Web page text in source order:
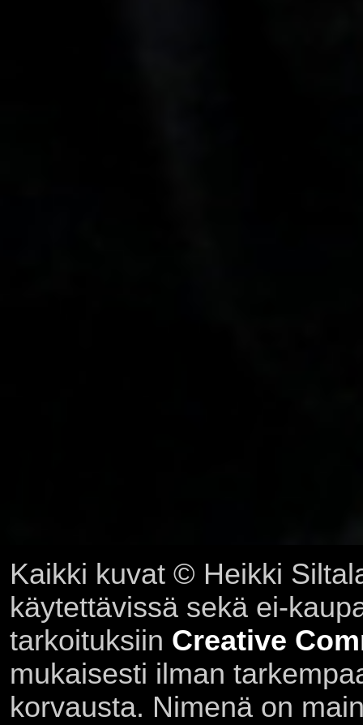
Kaikki kuvat © Heikki
käytettävissä sekä ei-
tarkoituksiin Creative
mukaisesti ilman
korvausta. Nimenä on